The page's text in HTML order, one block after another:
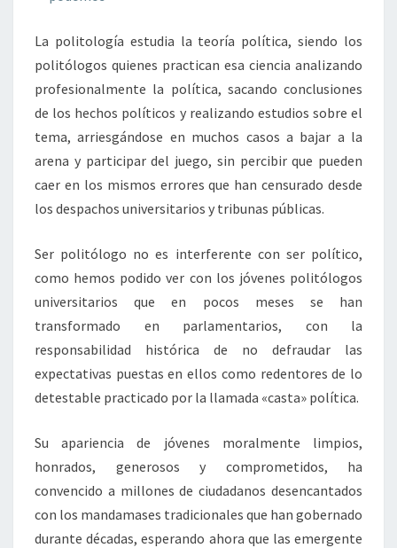
La politología estudia la teoría política, siendo los
politólogos quienes practican esa ciencia analizando
profesionalmente la política, sacando conclusiones
de los hechos políticos y realizando estudios sobre el
tema, arriesgándose en muchos casos a bajar a la
arena y participar del juego, sin percibir que pueden
caer en los mismos errores que han censurado desde
los despachos universitarios y tribunas públicas.
Ser politólogo no es interferente con ser político,
como hemos podido ver con los jóvenes politólogos
universitarios que en pocos meses se han
transformado en parlamentarios, con la
responsabilidad histórica de no defraudar las
expectativas puestas en ellos como redentores de lo
detestable practicado por la llamada «casta» política.
Su apariencia de jóvenes moralmente limpios,
honrados, generosos y comprometidos, ha
convencido a millones de ciudadanos desencantados
con los mandamases tradicionales que han gobernado
durante décadas, esperando ahora que las emergente